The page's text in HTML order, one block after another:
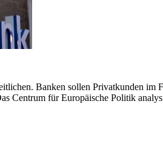
Banken sollen Privatkunden im
Centrum für Europäische Politik